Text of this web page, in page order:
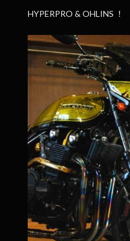
HYPERPRO & OHLINS ！